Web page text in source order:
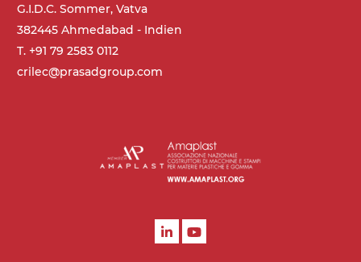
G.I.D.C. Sommer, Vatva
382445 Ahmedabad - Indien
T. +91 79 2583 0112
crilec@prasadgroup.com